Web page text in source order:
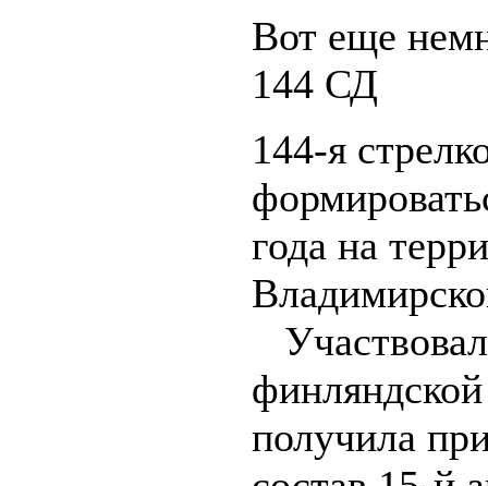
Вот еще
144 СД
144-я
года на
получила